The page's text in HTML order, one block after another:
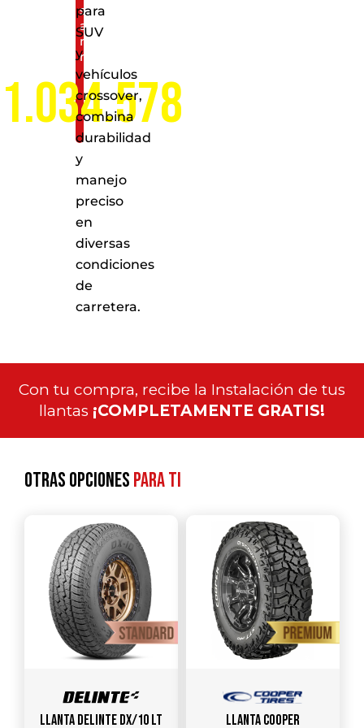
servicio
a
nivel
nacional
para
SUV
y
vehículos
crossover,
combina
durabilidad
y
manejo
preciso
en
diversas
condiciones
de
carretera.
Con tu compra, recibe la Instalación de tus
llantas ¡COMPLETAMENTE GRATIS!
Otras opcionespara ti
Llanta DELINTE DX/10 LT
Llanta COOPER